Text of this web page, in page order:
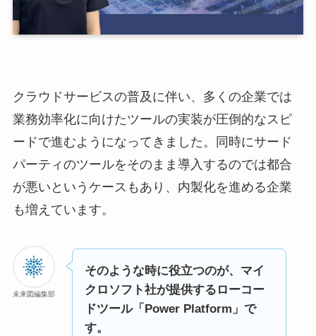
クラウドサービスの普及に伴い、多くの企業では
業務効率化に向けたツールの実装が圧倒的なスピ
ードで進むようになってきました。同時にサード
パーティのツールをそのまま導入するのでは都合
が悪いというケースもあり、内製化を進める企業
も増えています。
未来図編集部
そのような時に役立つのが、マイ
クロソフト社が提供するローコー
ドツール「Power Platform」で
す。